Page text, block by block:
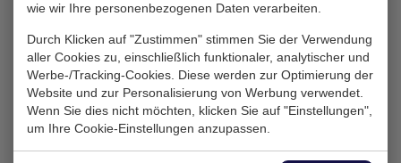
Angebot anfordern
wie wir Ihre personenbezogenen Daten verarbeiten.
Durch Klicken auf "Zustimmen" stimmen Sie der Verwendung
aller Cookies zu, einschließlich funktionaler, analytischer und
Werbe-/Tracking-Cookies. Diese werden zur Optimierung der
Website und zur Personalisierung von Werbung verwendet.
Wenn Sie dies nicht möchten, klicken Sie auf "Einstellungen",
um Ihre Cookie-Einstellungen anzupassen.